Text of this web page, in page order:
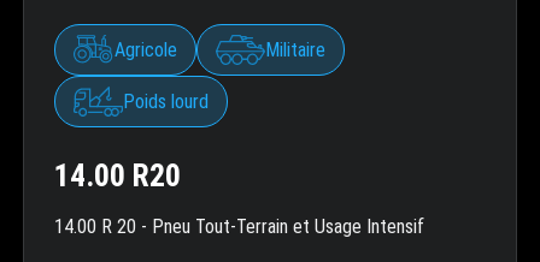
Agricole Militaire
Poids lourd
14.00 R20
14.00 R 20 - Pneu Tout-Terrain et Usage Intensif